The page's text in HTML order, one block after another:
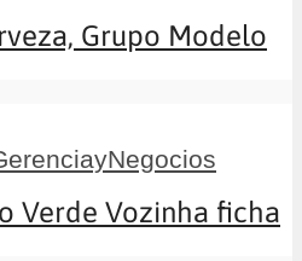
Grupo Modelo
Verde Vozinha ficha